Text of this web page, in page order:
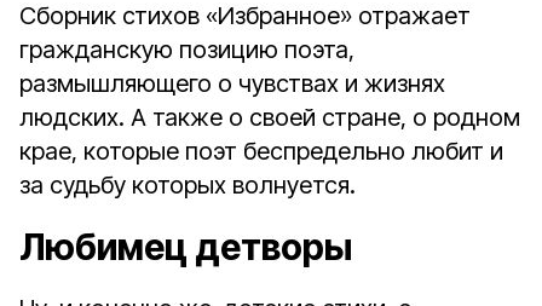
Сборник стихов «Избранное» отражает
гражданскую позицию поэта,
размышляющего о чувствах и жизнях
людских. А также о своей стране, о родном
крае, которые поэт беспредельно любит и
за судьбу которых волнуется.
Любимец детворы